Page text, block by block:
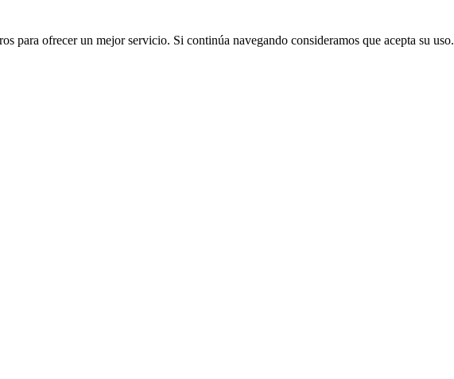
para ofrecer un mejor servicio. Si continúa navegando consideramos que acepta su uso.